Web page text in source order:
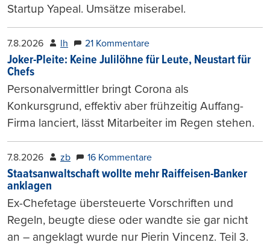
Startup Yapeal. Umsätze miserabel.
7.8.2026 lh 21 Kommentare
Joker-Pleite: Keine Julilöhne für Leute, Neustart für
Chefs
Personalvermittler bringt Corona als
Konkursgrund, effektiv aber frühzeitig Auffang-
Firma lanciert, lässt Mitarbeiter im Regen stehen.
7.8.2026 zb 16 Kommentare
Staatsanwaltschaft wollte mehr Raiffeisen-Banker
anklagen
Ex-Chefetage übersteuerte Vorschriften und
Regeln, beugte diese oder wandte sie gar nicht
an – angeklagt wurde nur Pierin Vincenz. Teil 3.